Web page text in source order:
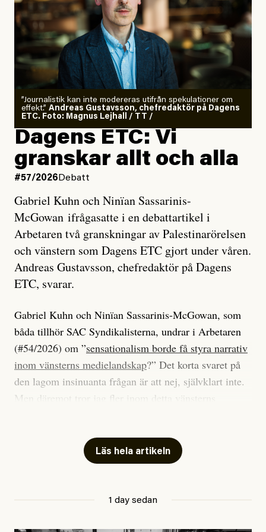
”Journalistik kan inte modereras utifrån spekulationer om
effekt.” Andreas Gustavsson, chefredaktör på Dagens
ETC. Foto: Magnus Lejhall / TT /
Dagens ETC: Vi
granskar allt och alla
#57/2026 Debatt
Gabriel Kuhn och Ninïan Sassarinis-
McGowan ifrågasatte i en debattartikel i
Arbetaren två granskningar av Palestinarörelsen
och vänstern som Dagens ETC gjort under våren.
Andreas Gustavsson, chefredaktör på Dagens
ETC, svarar.
Gabriel Kuhn och Ninïan Sassarinis-McGowan, som
båda tillhör SAC Syndikalisterna, undrar i Arbetaren
(#54/2026) om ”sensationalism borde få styra narrativ
inom vänsterns medielandskap?” Det korta svaret på
den lagom insinuanta frågan är att nej, självklart inte.
Men däremot tror jag fler inom detta vänsterns
journalistik som vänder sig till många snarare än att
jaga inbördes beundran. Det har i alla fall fungerat för
McGowan riktar sin kritik mot.
Läs hela artikeln
1 day sedan